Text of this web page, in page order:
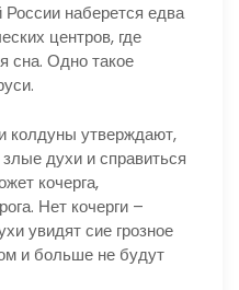
наберется едва
центров, где
сна. Одно такое
колдуны утверждают,
духи и справиться
кочерга,
Нет кочерги –
увидят сие грозное
и больше не будут